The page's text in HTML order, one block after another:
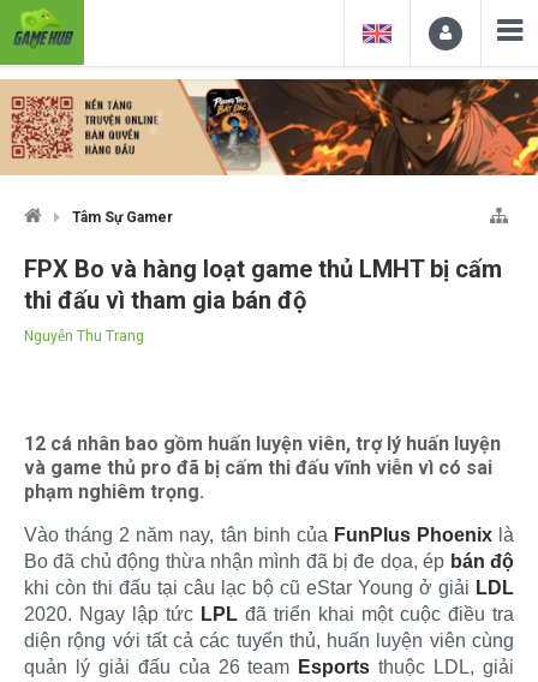
Tâm Sự Gamer
FPX Bo và hàng loạt game thủ LMHT bị cấm
thi đấu vì tham gia bán độ
Nguyễn Thu Trang
12 cá nhân bao gồm huấn luyện viên, trợ lý huấn luyện
và game thủ pro đã bị cấm thi đấu vĩnh viễn vì có sai
phạm nghiêm trọng.
Vào tháng 2 năm nay, tân binh của FunPlus Phoenixlà
Bo đã chủ động thừa nhận mình đã bị đe dọa, ép bán độ
khi còn thi đấu tại câu lạc bộ cũ eStar Young ở giải LDL
2020. Ngay lập tức LPL đã triển khai một cuộc điều tra
diện rộng với tất cả các tuyển thủ, huấn luyện viên cùng
quản lý giải đấu của 26 team Esports thuộc LDL, giải